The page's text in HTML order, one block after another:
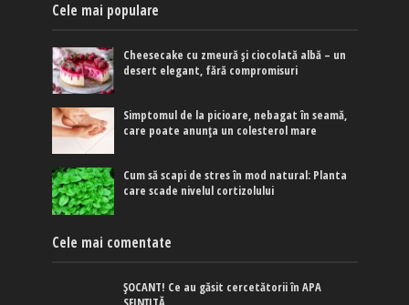
Cele mai populare
Cheesecake cu zmeură și ciocolată albă – un
desert elegant, fără compromisuri
Simptomul de la picioare, nebagat în seamă,
care poate anunța un colesterol mare
Cum să scapi de stres în mod natural: Planta
care scade nivelul cortizolului
Cele mai comentate
ȘOCANT! Ce au găsit cercetătorii în APA